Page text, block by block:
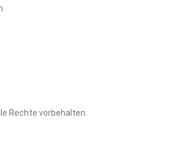
Rechte vorbehalten.